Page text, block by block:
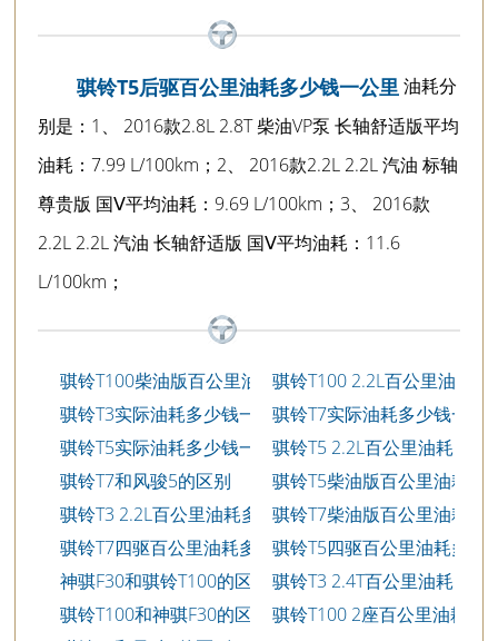
骐铃T5后驱百公里油耗多少钱一公里 油耗分
别是：1、 2016款2.8L 2.8T 柴油VP泵 长轴舒适版平均
油耗：7.99 L/100km；2、 2016款2.2L 2.2L 汽油 标轴
尊贵版 国Ⅴ平均油耗：9.69 L/100km；3、 2016款
2.2L 2.2L 汽油 长轴舒适版 国Ⅴ平均油耗：11.6
L/100km；
骐铃T100柴油版百公里油
耗多少钱一公里
骐铃T100 2.2L百公里油
耗多少钱一公里
骐铃T3实际油耗多少钱一
公里
骐铃T7实际油耗多少钱一
公里
骐铃T5实际油耗多少钱一
公里
骐铃T5 2.2L百公里油耗多
少钱一公里
骐铃T7和风骏5的区别
骐铃T5柴油版百公里油耗
多少钱一公里
骐铃T3 2.2L百公里油耗多
少钱一公里
骐铃T7柴油版百公里油耗
多少钱一公里
骐铃T7四驱百公里油耗多
少钱一公里
骐铃T5四驱百公里油耗多
少钱一公里
神骐F30和骐铃T100的区
别
骐铃T3 2.4T百公里油耗多
少钱一公里
骐铃T100和神骐F30的区
骐铃T100 2座百公里油耗